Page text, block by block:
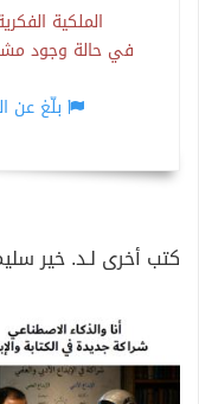
الملكية
في حالة وجود
بلّغ عن
كتب أخرى لـد. خير